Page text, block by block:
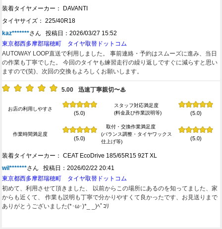
装着タイヤメーカー： DAVANTI
タイヤサイズ： 225/40R18
kaz*******さん 投稿日：2026/03/27 15:52
東京都西多摩郡瑞穂町 タイヤ取替ドットコム
AUTOWAY LOOP直送で利用しました。 事前連絡・予約はスムーズに進み、当日
の作業も丁寧でした。 今回のタイヤも練習走行の繰り返しですぐに減らすと思い
ますので(笑)、次回の交換もよろしくお願いします。
5.00 迅速丁寧親切〜♨
お店の利用しやすさ
(5.0)
スタッフ対応満足度
(料金及び作業説明等)
(5.0)
作業時間満足度
(5.0)
取付・交換作業満足度
(バランス調整・タイヤワックス
仕上げ等)
(5.0)
装着タイヤメーカー： CEAT EcoDrive 185/65R15 92T XL
wil*******さん 投稿日：2026/02/22 20:41
東京都西多摩郡瑞穂町 タイヤ取替ドットコム
初めて、利用させて頂きました、 以前からこの場所にあるのを知ってました、家
からも近くて、 作業も説明も丁寧で分かりやすくて良かったです、お見送りまで
ありがとうございました(*･ω･)*_ _)ﾍﾟｺﾘ